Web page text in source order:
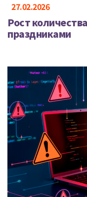
27.02.2026
Рост
праздниками